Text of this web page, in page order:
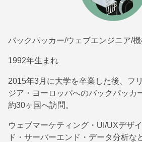
バックパッカー/ウェブエンジニア/
1992年生まれ
2015年3月に大学を卒業した後、フ
ジア・ヨーロッパへのバックパッカ
約30ヶ国へ訪問。
ウェブマーケティング・UI/UXデザ
ド・サーバーエンド・データ分析な